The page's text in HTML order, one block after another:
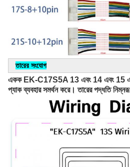
তারের সংযোগ
একক EK-C17S5A 13 এবং 14 এবং 15 এবং
প্যাক ব্যবহার সমর্থন করে। তারের পদ্ধতি